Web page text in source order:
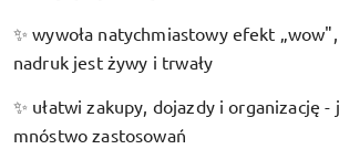
✨ wywoła natychmiastowy efekt
nadruk jest żywy i trwały
✨ ułatwi zakupy, dojazdy i organizację -
mnóstwo zastosowań